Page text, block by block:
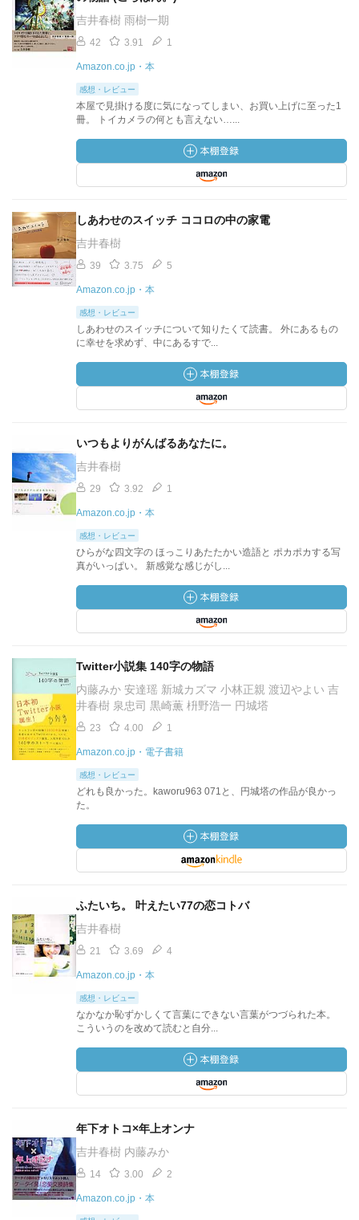
吉井春樹 雨樹一期
42 3.91 1
Amazon.co.jp・本
感想・レビュー
本屋で見掛ける度に気になってしまい、お買い上げに至った1
冊。 トイカメラの何とも言えない…...
しあわせのスイッチ ココロの中の家電
吉井春樹
39 3.75 5
Amazon.co.jp・本
感想・レビュー
しあわせのスイッチについて知りたくて読書。 外にあるもの
に幸せを求めず、中にあるすで...
いつもよりがんばるあなたに。
吉井春樹
29 3.92 1
Amazon.co.jp・本
感想・レビュー
ひらがな四文字の ほっこりあたたかい造語と ポカポカする写
真がいっぱい。 新感覚な感じがし...
Twitter小説集 140字の物語
内藤みか 安達瑶 新城カズマ 小林正親 渡辺やよい 吉
井春樹 泉忠司 黒崎薫 枡野浩一 円城塔
23 4.00 1
Amazon.co.jp・電子書籍
感想・レビュー
どれも良かった。kaworu963 071と、円城塔の作品が良かっ
た。
ふたいち。 叶えたい77の恋コトバ
吉井春樹
21 3.69 4
Amazon.co.jp・本
感想・レビュー
なかなか恥ずかしくて言葉にできない言葉がつづられた本。
こういうのを改めて読むと自分...
年下オトコ×年上オンナ
吉井春樹 内藤みか
14 3.00 2
Amazon.co.jp・本